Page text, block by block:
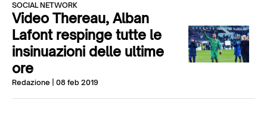
SOCIAL NETWORK
Video Thereau, Alban
Lafont respinge tutte le
insinuazioni delle ultime
ore
Redazione | 08 feb 2019